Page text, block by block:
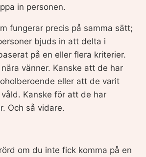
in personen.
fungerar precis på samma sätt;
bjuds in att delta i
på en eller flera kriterier.
vänner. Kanske att de har
eller att de varit
Kanske för att de har
Och så vidare.
om du inte fick komma på en